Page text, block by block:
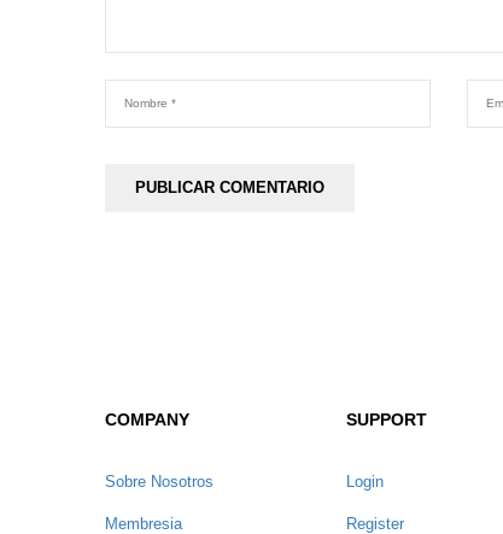
COMPANY
Sobre Nosotros
Membresia
SUPPORT
Login
Register